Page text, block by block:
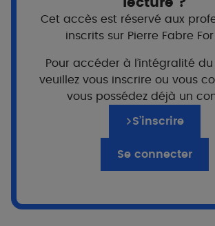
Pour qui ?
lecture ?
Cet accès est réservé aux
inscrits sur Pierre Fabre For
Pour accéder à l’intégralité du
veuillez vous inscrire ou vous
vous possédez déjà un
S’inscrire
Se connecter